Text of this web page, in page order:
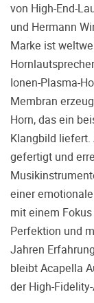
hören
Sie
treffen.
Oft
Dritter
ohne
diese
von High-End-
und Hermann
Marke ist
Ionen-Plasma-
Membran
Horn, das ein
Klangbild liefert.
gefertigt und
einer
mit einem
Perfektion und
Jahren
bleibt Acapella
der High-